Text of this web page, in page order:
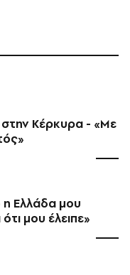
στην Κέρκυρα - «Με
Ελλάδα μου
μου έλειπε»